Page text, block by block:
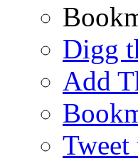
Digg
Add
Tweet